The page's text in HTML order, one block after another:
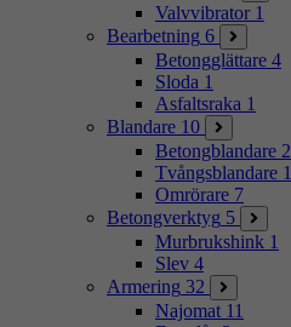
Valvvibrator 1
Bearbetning 6
Betongglättare 4
Sloda 1
Asfaltsraka 1
Blandare 10
Betongblandare 2
Tvångsblandare 1
Omrörare 7
Betongverktyg 5
Murbrukshink 1
Slev 4
Armering 32
Najomat 11